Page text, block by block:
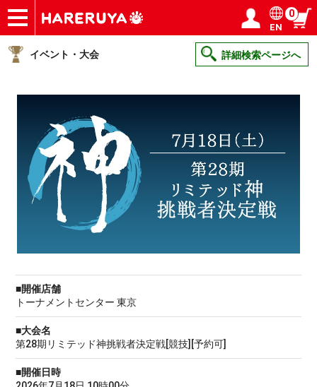
ショップ
買取
記事
デッキ検索
デッキ構築
選手一覧
店舗一覧
イベント
ヘルプ
お問い合わせ ログイン／会員登録
EN
0
イベント・大会 詳細検索ページへ
■開催店舗
トーナメントセンター 東京
■大会名
第28期リミテッド神挑戦者決定戦[競技][予約可]
■開催日時